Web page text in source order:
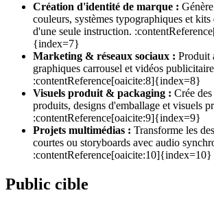
Création d'identité de marque :
couleurs, systèmes typographiques et
d'une seule instruction.
{index=7}
Marketing & réseaux sociaux : Produit
graphiques carrousel et vidéos
:contentReference[oaicite:8]{index=8}
Visuels produit & packaging : Crée
produits, designs d'emballage et visuels
:contentReference[oaicite:9]{index=9}
Projets multimédias : Transforme les
courtes ou storyboards avec audio
:contentReference[oaicite:10]{index=10}
Public cible